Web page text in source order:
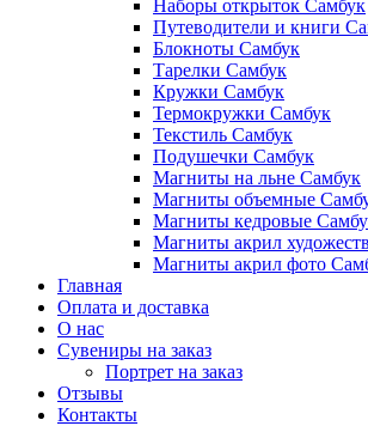
Наборы открыток Самбук
Путеводители и книги
Блокноты Самбук
Тарелки Самбук
Кружки Самбук
Термокружки Самбук
Текстиль Самбук
Подушечки Самбук
Магниты на льне Самбук
Магниты объемные
Магниты кедровые
Магниты акрил
Магниты акрил фото
Главная
Оплата и доставка
О нас
Сувениры на заказ
Портрет на заказ
Отзывы
Контакты